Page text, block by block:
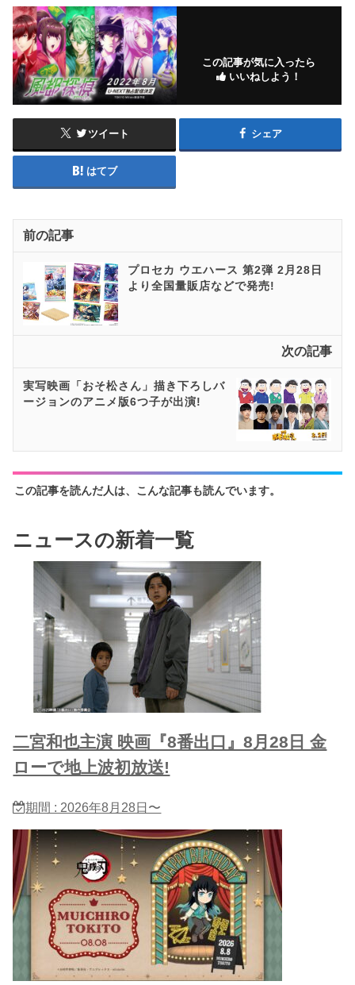
この記事が気に入ったら
いいねしよう！
ツイート シェア
はてブ
前の記事
プロセカ ウエハース 第2弾 2月28日
より全国量販店などで発売!
次の記事
実写映画「おそ松さん」描き下ろしバ
ージョンのアニメ版6つ子が出演!
この記事を読んだ人は、こんな記事も読んでいます。
ニュースの新着一覧
二宮和也主演 映画『8番出口』8月28日 金
ローで地上波初放送!
期間 : 2026年8月28日〜